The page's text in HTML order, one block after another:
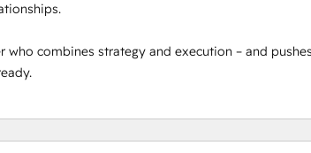
who combines strategy and execution – and